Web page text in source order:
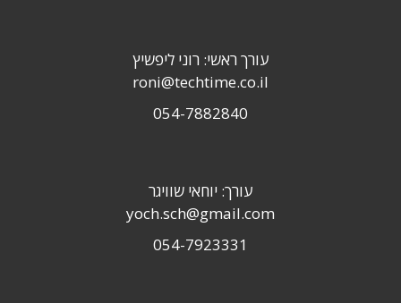
עורך ראשי: רוני ליפשיץ
roni@techtime.co.il
054-7882840
עורך: יוחאי שוויגר
yoch.sch@gmail.com
054-7923331